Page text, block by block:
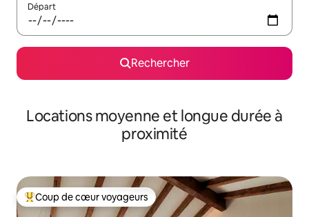
Départ
Rechercher
Locations moyenne et longue durée à
proximité
Coups de cœur voyageurs les plus appréciés
Coup de cœur voyageurs